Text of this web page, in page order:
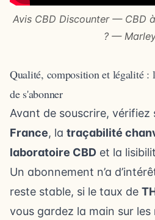
Avis CBD Discounter — CBD
? —
Qualité, composition et légalité :
de s'abonner
Avant de souscrire, vérifiez
France, la traçabilité
laboratoire CBD et la
Un abonnement n’a
reste stable, si le taux de
vous gardez la main sur